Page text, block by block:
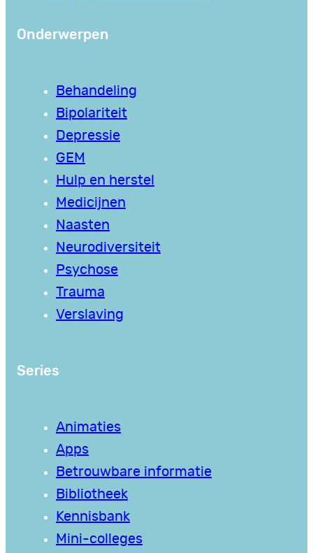
Onderwerpen
Behandeling
Bipolariteit
Depressie
GEM
Hulp en herstel
Medicijnen
Naasten
Neurodiversiteit
Psychose
Trauma
Verslaving
Series
Animaties
Apps
Betrouwbare informatie
Bibliotheek
Kennisbank
Mini-colleges